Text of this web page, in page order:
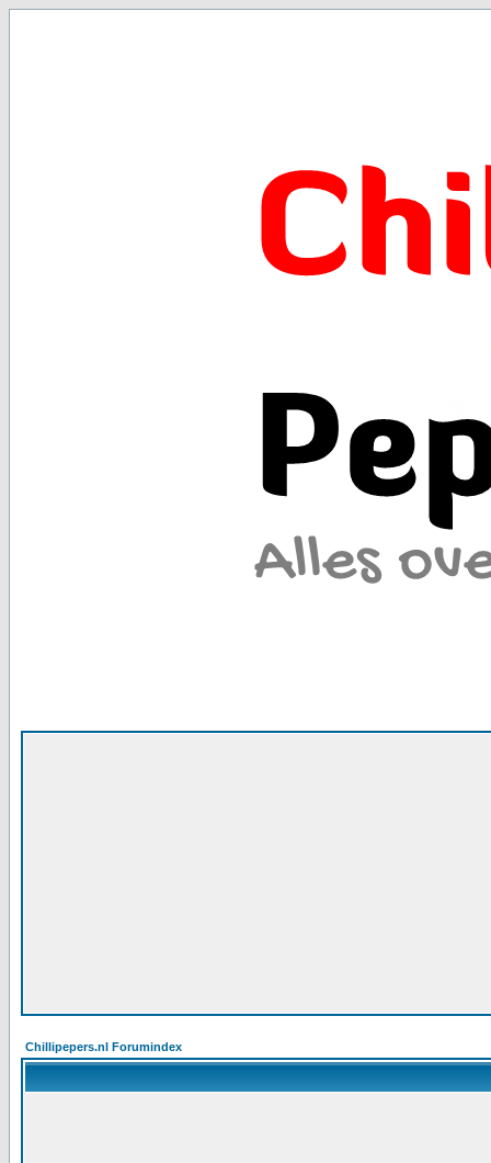
Chillipepers.nl Forumindex